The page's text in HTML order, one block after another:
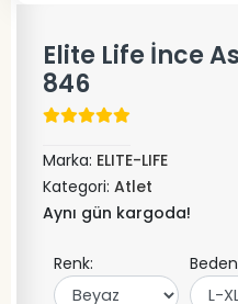
Elite Life İnce
846
Marka: ELITE-LIFE
Kategori: Atlet
Aynı gün kargoda!
Renk: